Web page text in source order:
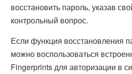
восстановить пароль, указав
контрольный вопрос.
Если функция восстановления
можно воспользоваться
Fingerprints для авторизации в